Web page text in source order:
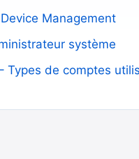
Management
système
Types de comptes